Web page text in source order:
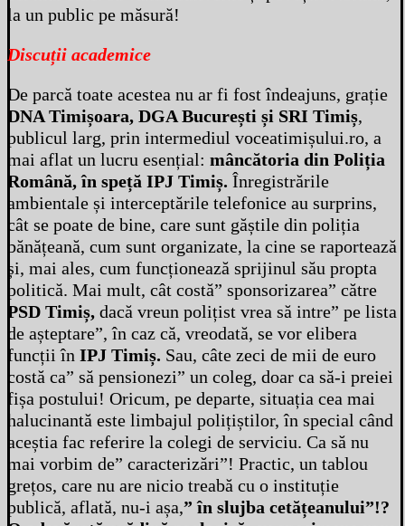
la un public pe măsură!
Discuții academice
De parcă toate acestea nu ar fi fost îndeajuns, grație
DNA Timișoara, DGA București și SRI Timiș,
publicul larg, prin intermediul voceatimișului.ro, a
mai aflat un lucru esențial: mâncătoria din Poliția
Română, în speță IPJ Timiș. Înregistrările
ambientale și interceptările telefonice au surprins,
cât se poate de bine, care sunt găștile din poliția
bănățeană, cum sunt organizate, la cine se raportează
și, mai ales, cum funcționează sprijinul său propta
politică. Mai mult, cât costă” sponsorizarea” către
PSD Timiș, dacă vreun polițist vrea să intre” pe lista
de așteptare”, în caz că, vreodată, se vor elibera
funcții în IPJ Timiș. Sau, câte zeci de mii de euro
costă ca” să pensionezi” un coleg, doar ca să-i preiei
fișa postului! Oricum, pe departe, situația cea mai
halucinantă este limbajul polițiștilor, în special când
aceștia fac referire la colegi de serviciu. Ca să nu
mai vorbim de” caracterizări”! Practic, un tablou
grețos, care nu are nicio treabă cu o instituție
publică, aflată, nu-i așa,” în slujba cetățeanului”!?